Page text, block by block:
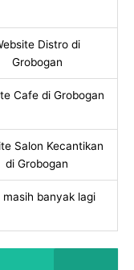
Distro di
Grobogan
Cafe di Grobogan
Salon Kecantikan
di Grobogan
masih banyak lagi